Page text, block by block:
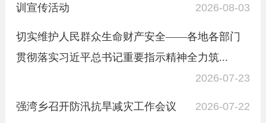
训宣传活动
2026-08-03
切实维护人民群众生命财产安全——各地各部门
贯彻落实习近平总书记重要指示精神全力筑...
2026-07-23
强湾乡召开防汛抗旱减灾工作会议 2026-07-22